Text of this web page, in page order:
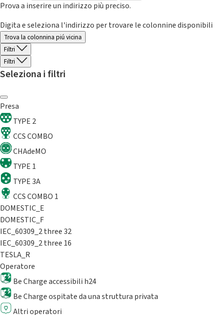
Prova a inserire un indirizzo più preciso.
Digita e seleziona l'indirizzo per trovare le colonnine disponibili
Trova la colonnina piú vicina
Filtri
Filtri
Seleziona i filtri
Presa
TYPE 2
CCS COMBO
CHAdeMO
TYPE 1
TYPE 3A
CCS COMBO 1
DOMESTIC_E
DOMESTIC_F
IEC_60309_2 three 32
IEC_60309_2 three 16
TESLA_R
Operatore
Be Charge accessibili h24
Be Charge ospitate da una struttura privata
Altri operatori